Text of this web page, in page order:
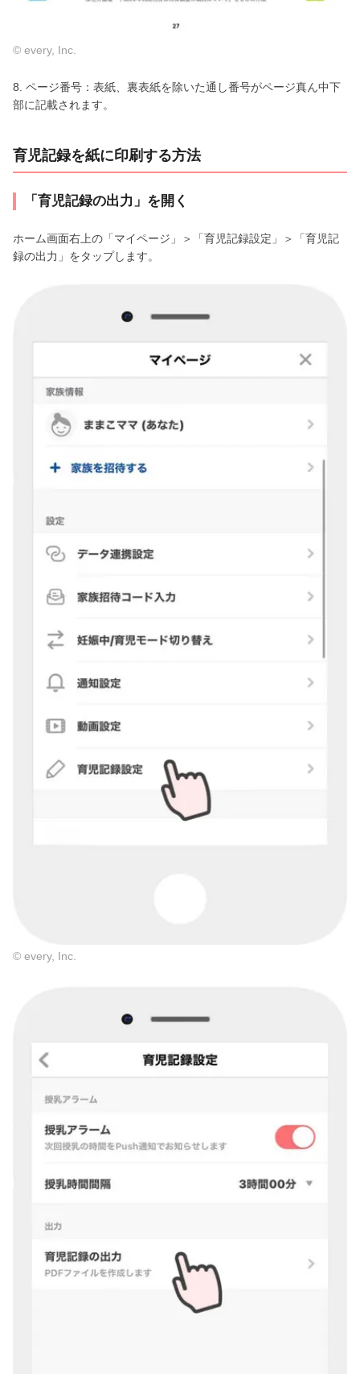
© every, Inc.
8. ページ番号：表紙、裏表紙を除いた通し番号がページ真ん中下
部に記載されます。
育児記録を紙に印刷する方法
「育児記録の出力」を開く
ホーム画面右上の「マイページ」＞「育児記録設定」＞「育児記
録の出力」をタップします。
© every, Inc.